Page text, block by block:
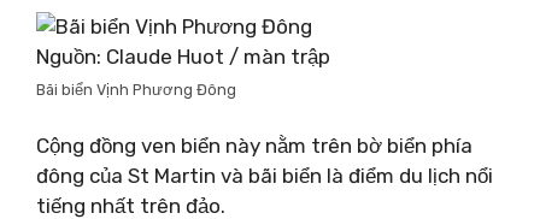
Nguồn: Claude Huot / màn trập
Bãi biển Vịnh Phương Đông
Cộng đồng ven biển này nằm trên bờ biển phía
đông của St Martin và bãi biển là điểm du lịch nổi
tiếng nhất trên đảo.